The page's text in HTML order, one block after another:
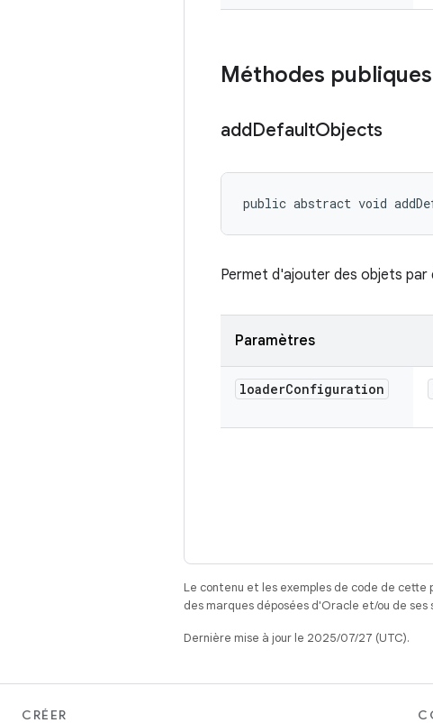
Méthodes publiques
addDefaultObjects
public abstract void
Permet d'ajouter des objets par
Paramètres
loaderConfiguration
Le contenu et les exemples de code de cette
des marques déposées d'Oracle et/ou de ses
Dernière mise à jour le 2025/07/27 (UTC).
CRÉER